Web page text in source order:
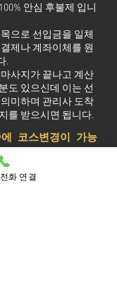
안심 후불제 입니
으로 선입금을 일체
제나 계좌이체를 원
.
사지가 끝나고 계산
도 있으신데 이는 선
미하며 관리사 도착
를 받으시면 됩니다.
코스변경이 가능
끝나기 최소 30분 전
화 연결